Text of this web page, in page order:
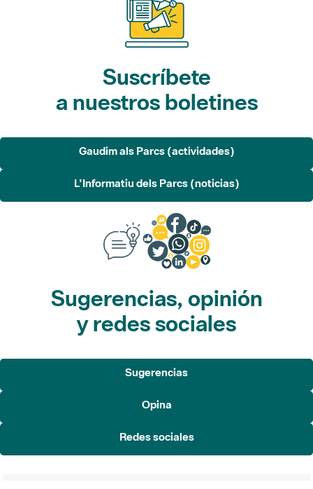
Suscríbete
a nuestros boletines
Gaudim als Parcs (actividades)
L'Informatiu dels Parcs (noticias)
Sugerencias, opinión
y redes sociales
Sugerencias
Opina
Redes sociales